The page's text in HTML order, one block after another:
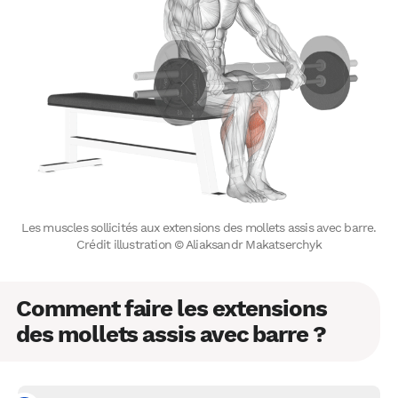
Les muscles sollicités aux extensions des mollets assis avec barre.
Crédit illustration © Aliaksandr Makatserchyk
Comment faire les extensions
des mollets assis avec barre ?